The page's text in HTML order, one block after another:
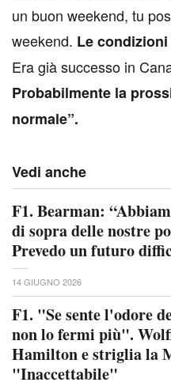
un buon weekend, tu
weekend. Le
Era già successo in
Probabilmente la
normale”.
Vedi anche
F1. Bearman:
di sopra delle nostre
Prevedo un futuro
14 GIUGNO 2026
F1. "Se sente l'odore
non lo fermi più".
Hamilton e striglia la
"Inaccettabile"